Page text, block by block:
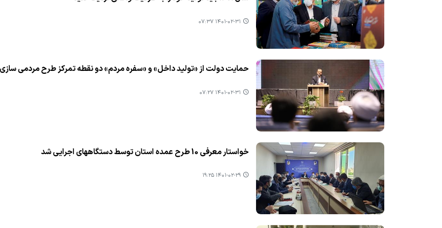
۱۴۰۱-۰۲-۳۱ ۰۷:۳۷
حمایت دولت از «تولید داخل» و «سفره مردم» دو نقطه تمركز طرح مردمی سازی
۱۴۰۱-۰۲-۳۱ ۰۷:۲۷
خواستار معرفی 10 طرح عمده استان توسط دستگاههای اجرایی شد
۱۴۰۱-۰۲-۲۹ ۱۹:۲۵